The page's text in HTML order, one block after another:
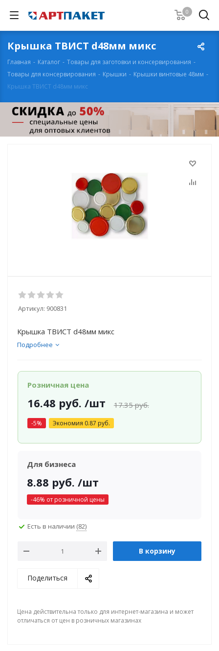
0
Крышка ТВИСТ d48мм микс
Главная - Каталог - Товары для заготовки и консервирования -
Товары для консервирования - Крышки - Крышки винтовые 48мм -
Крышка ТВИСТ d48мм микс
Артикул: 900831
Крышка ТВИСТ d48мм микс
Подробнее
Розничная цена
16.48 руб. /шт 17.35руб.
-5% Экономия 0.87 руб.
Для бизнеса
8.88 руб. /шт
-46% от розничной цены
Есть в наличии (82)
В корзину
Поделиться
Цена действительна только для интернет-магазина и может
отличаться от цен в розничных магазинах